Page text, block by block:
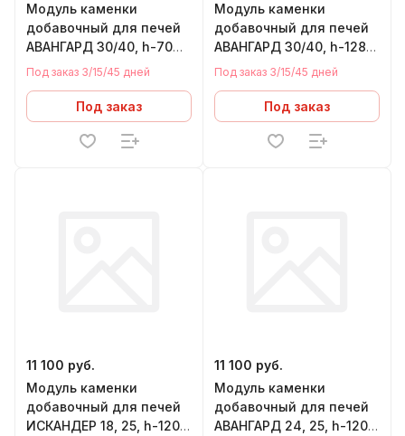
Модуль каменки
добавочный для печей
АВАНГАРД 30/40, h-70
мм
Под заказ 3/15/45 дней
Под заказ
Модуль каменки
добавочный для печей
АВАНГАРД 30/40, h-128
мм
Под заказ 3/15/45 дней
Под заказ
11 100 руб.
Модуль каменки
добавочный для печей
ИСКАНДЕР 18, 25, h-120
11 100 руб.
Модуль каменки
добавочный для печей
АВАНГАРД 24, 25, h-120